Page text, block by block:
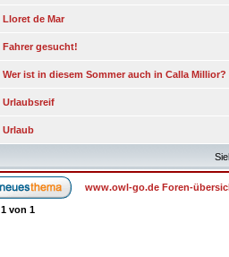
Lloret de Mar
Fahrer gesucht!
Wer ist in diesem Sommer auch in Calla Millior?
Urlaubsreif
Urlaub
www.owl-go.de Foren-
1 von 1